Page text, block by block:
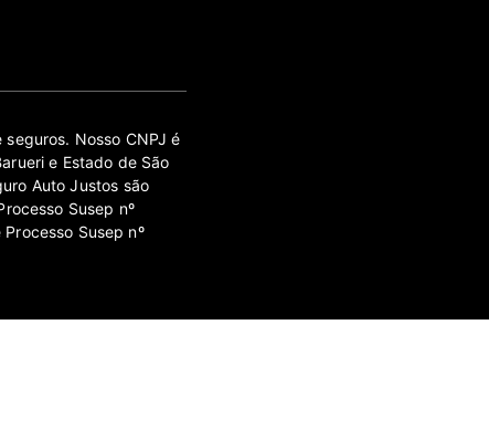
Nosso CNPJ é
e Estado de São
Auto Justos são
Susep nº
Susep nº